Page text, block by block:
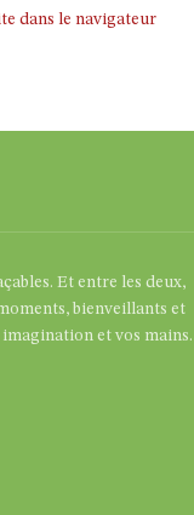
dans le navigateur
Et entre les deux,
bienveillants et
et vos mains.